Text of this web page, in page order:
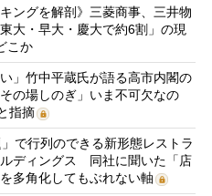
ングを解剖》三菱商事、三井物
大・早大・慶大で約6割」の現
こか
」竹中平蔵氏が語る高市内閣の
の場しのぎ」いま不可欠なの
指摘
で行列のできる新形態レストラ
ディングス 同社に聞いた「店
多角化してもぶれない軸